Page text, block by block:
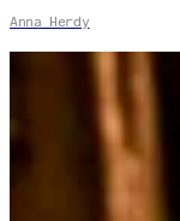
Anna Herdy